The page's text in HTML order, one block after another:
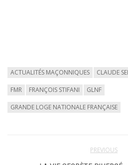
ACTUALITÉS MAÇONNIQUES CLAUDE
FMR FRANÇOIS STIFANI GLNF
GRANDE LOGE NATIONALE FRANÇAISE
PREVIOUS